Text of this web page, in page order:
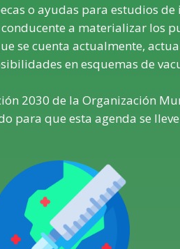
o ayudas para estudios
a materializar los
se cuenta actualmente,
en esquemas de
2030 de la Organización
para que esta agenda se